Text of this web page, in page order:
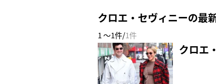
クロエ・セヴィニーの最
1 ～1件/1件
クロエ